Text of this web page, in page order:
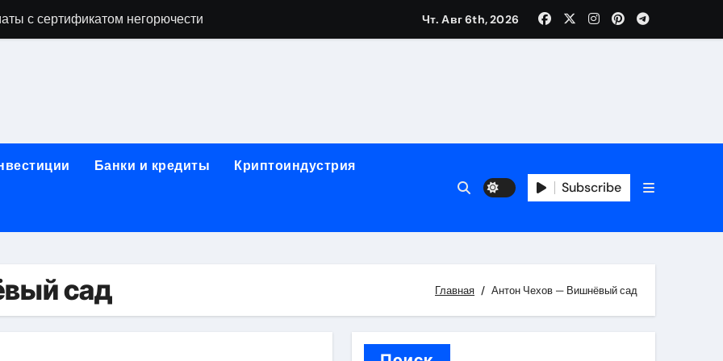
с сертификатом негорючести
и направляющих для конвейерных лент
лотков для хранения электронных компонентов
этапы строительства, проверка застройщика и сценарии оформления сделки
информация о сельскохозяйственных предприятиях
станций серий T330 и T990
Чт. Авг 6th, 2026
Банки и кредиты Криптоиндустрия
Subscribe
сад Главная Антон Чехов — Вишнёвый сад